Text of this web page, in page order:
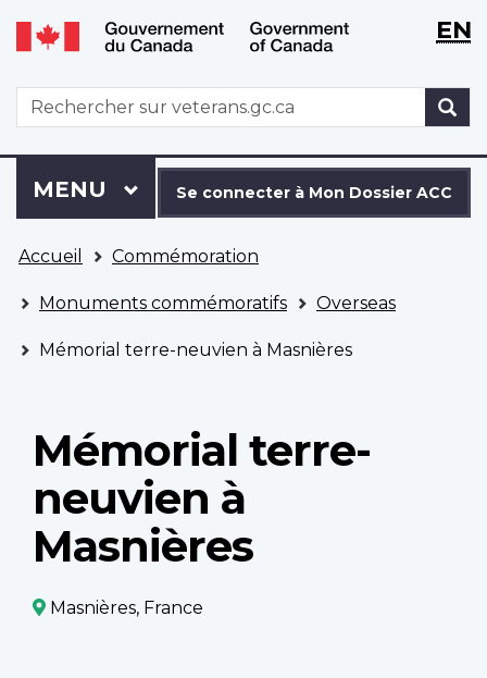
Aller
au
principal
Passer
à
version
HTML
simplifiée
WxT
WxTEN
WxT
Search
form
connecter
à
Dossier
ACC
Se connecter à Mon Dossier ACC
Menu
MENU PRINCIPAL
êtes
ici
Accueil Commémoration
Monuments commémoratifs Overseas
Mémorial terre-neuvien à Masnières
Mémorial terre-
neuvien à
Masnières
Masnières, France